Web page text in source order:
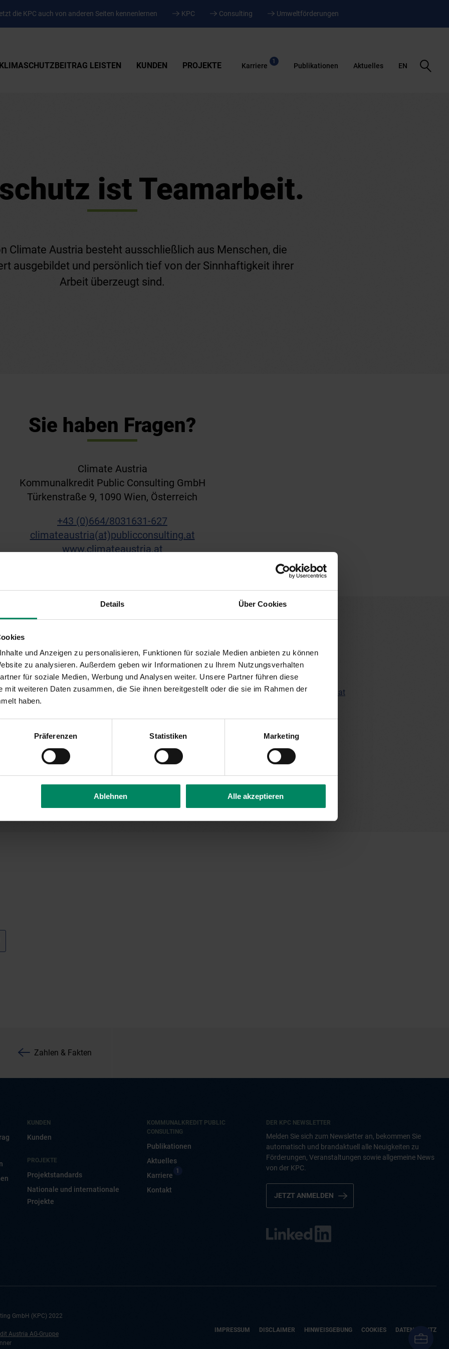
Details Über Cookies
und Anzeigen zu personalisieren, Funktionen für soziale Medien anbieten zu können
zu analysieren. Außerdem geben wir Informationen zu Ihrem Nutzungsverhalten
für soziale Medien, Werbung und Analysen weiter. Unsere Partner führen diese
mit weiteren Daten zusammen, die Sie ihnen bereitgestellt oder die sie im Rahmen der
haben.
Präferenzen Statistiken Marketing
Ablehnen Alle akzeptieren
die KPC auch von anderen Seiten kennenlernen KPC Consulting Umweltförderungen
KLIMASCHUTZBEITRAG LEISTEN KUNDEN PROJEKTE Karriere
1
Publikationen Aktuelles EN
Suche
öffnen
ist Teamarbeit.
Climate Austria besteht ausschließlich aus Menschen, die
ausgebildet und persönlich tief von der Sinnhaftigkeit ihrer
Arbeit überzeugt sind.
Sie haben Fragen?
Climate Austria
Kommunalkredit Public Consulting GmbH
Türkenstraße 9, 1090 Wien, Österreich
+43 (0)664/8031 631-627
climateaustria(at)publicconsulting.at
www.climateaustria.at
Mag. Petra Fleischmann
Offsetting Climate Austria
p.fleischmann(at)publicconsulting.at
Zahlen & Fakten
KUNDEN
Kunden
PROJEKTE
Projektstandards
Nationale und internationale
Projekte
KOMMUNALKREDIT PUBLIC
CONSULTING
Publikationen
Aktuelles
Karriere
1
Kontakt
DER KPC NEWSLETTER
Melden Sie sich zum Newsletter an, bekommen Sie
automatisch und brandaktuell alle Neuigkeiten zu
Förderungen, Veranstaltungen sowie allgemeine News
von der KPC.
JETZT ANMELDEN
GmbH (KPC) 2022
Austria AG-Gruppe
IMPRESSUM DISCLAIMER HINWEISGEBUNG COOKIES DATENSCHUTZ